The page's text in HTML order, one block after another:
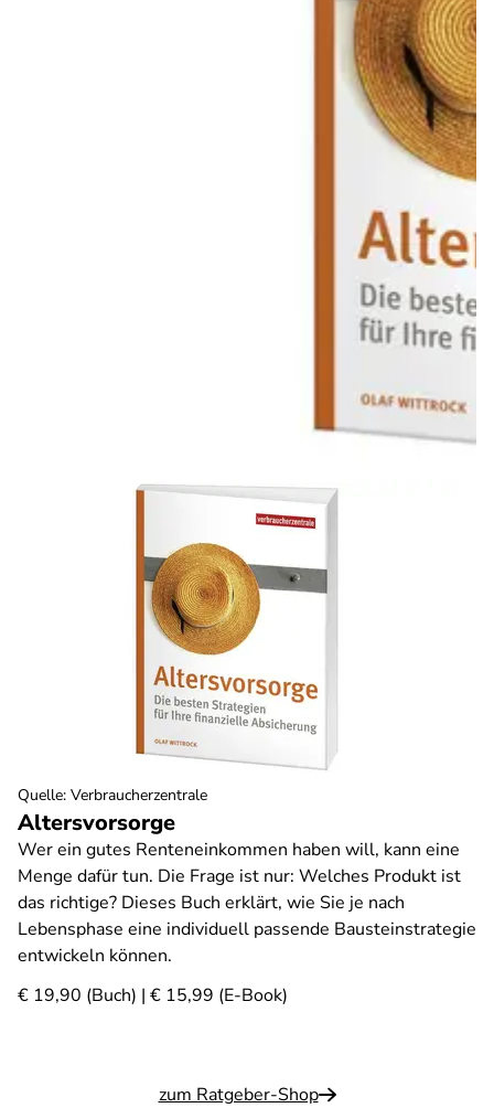
Altersvorsorge
Wer ein gutes Renteneinkommen haben will, kann eine
Menge dafür tun. Die Frage ist nur: Welches Produkt ist
das richtige? Dieses Buch erklärt, wie Sie je nach
Lebensphase eine individuell passende Bausteinstrategie
entwickeln können.
€ 19,90 (Buch) | € 15,99 (E-Book)
zum Ratgeber-Shop
Quelle: Verbraucherzentrale